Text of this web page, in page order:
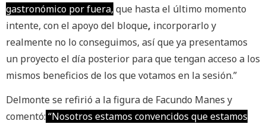
gastronómico por fuera, que hasta el último momento
intente, con el apoyo del bloque, incorporarlo y
realmente no lo conseguimos, así que ya presentamos
un proyecto el día posterior para que tengan acceso a los
mismos beneficios de los que votamos en la sesión.”
Delmonte se refirió a la figura de Facundo Manes y
comentó: “Nosotros estamos convencidos que estamos